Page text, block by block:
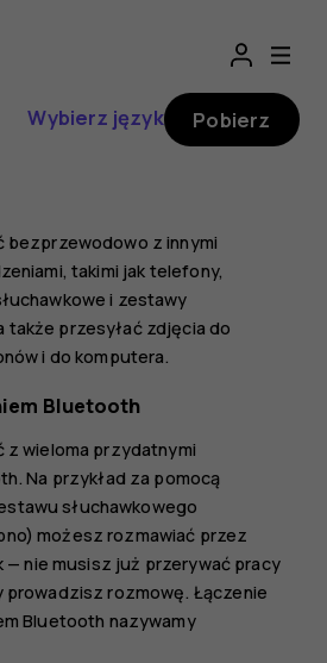
Wybierz język Pobierz
bezprzewodowo z innymi
takimi jak telefony,
i zestawy
także przesyłać zdjęcia do
i do komputera.
Bluetooth
z wieloma przydatnymi
Na przykład za pomocą
słuchawkowego
możesz rozmawiać przez
nie musisz już przerywać pracy
rozmowę. Łączenie
Bluetooth nazywamy